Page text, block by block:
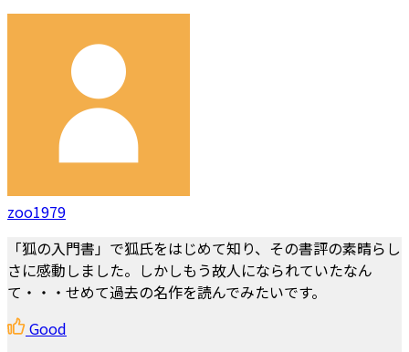
zoo1979
「狐の入門書」で狐氏をはじめて知り、その書評の素晴らし
さに感動しました。しかしもう故人になられていたなん
て・・・せめて過去の名作を読んでみたいです。
Good